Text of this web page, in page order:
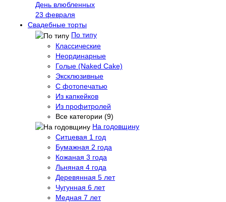
День влюбленных
23 февраля
Свадебные торты
По типу
Классические
Неординарные
Голые (Naked Cake)
Эксклюзивные
С фотопечатью
Из капкейков
Из профитролей
Все категории (9)
На годовщину
Ситцевая 1 год
Бумажная 2 года
Кожаная 3 года
Льняная 4 года
Деревянная 5 лет
Чугунная 6 лет
Медная 7 лет